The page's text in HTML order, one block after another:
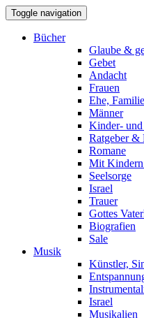
Toggle navigation
Bücher
Glaube &
Gebet
Andacht
Frauen
Ehe,
Männer
Kinder- und
Ratgeber &
Romane
Mit Kindern
Seelsorge
Israel
Trauer
Gottes
Biografien
Sale
Musik
Künstler,
Israel
Musikalien